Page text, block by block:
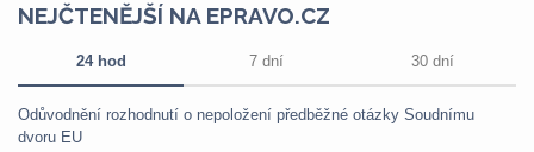
NEJČTENĚJŠÍ NA EPRAVO.CZ
24 hod 7 dní 30 dní
Odůvodnění rozhodnutí o nepoložení předběžné otázky Soudnímu
dvoru EU